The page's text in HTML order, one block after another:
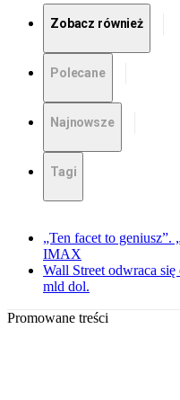
Zobacz również
Polecane
Najnowsze
Tagi
„Ten facet to geniusz”.
IMAX
Wall Street odwraca
mld dol.
Promowane treści